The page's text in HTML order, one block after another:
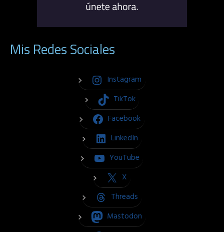
Mis Redes Sociales
Instagram
TikTok
Facebook
LinkedIn
YouTube
X
Threads
Mastodon